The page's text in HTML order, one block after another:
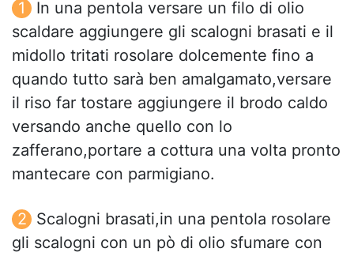
In una pentola versare un filo di olio
scaldare aggiungere gli scalogni brasati e il
midollo tritati rosolare dolcemente fino a
quando tutto sarà ben amalgamato,versare
il riso far tostare aggiungere il brodo caldo
versando anche quello con lo
zafferano,portare a cottura una volta pronto
mantecare con parmigiano.
Scalogni brasati,in una pentola rosolare
gli scalogni con un pò di olio sfumare con